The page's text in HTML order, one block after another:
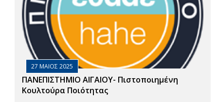
27 ΜΑΙΟΣ 2025
ΠΑΝΕΠΙΣΤΗΜΙΟ ΑΙΓΑΙΟΥ- Πιστοποιημένη
Κουλτούρα Ποιότητας